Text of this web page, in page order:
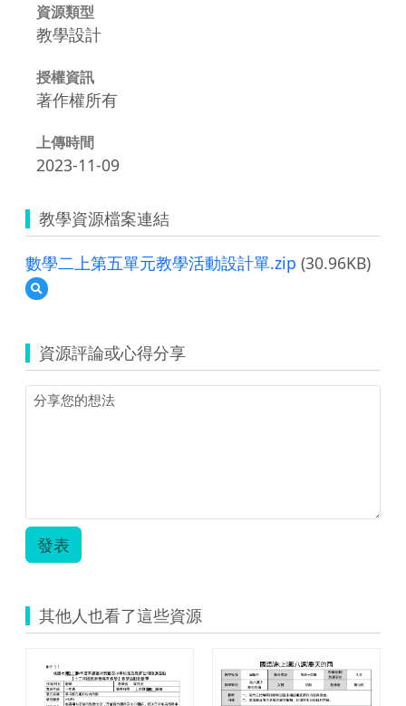
資源類型
教學設計
授權資訊
著作權所有
上傳時間
2023-11-09
教學資源檔案連結
數學二上第五單元教學活動設計單.zip (30.96KB)
預
覽
二
上
第
五
設
計
單.zip
資源評論或心得分享
發表
其他人也看了這些資源